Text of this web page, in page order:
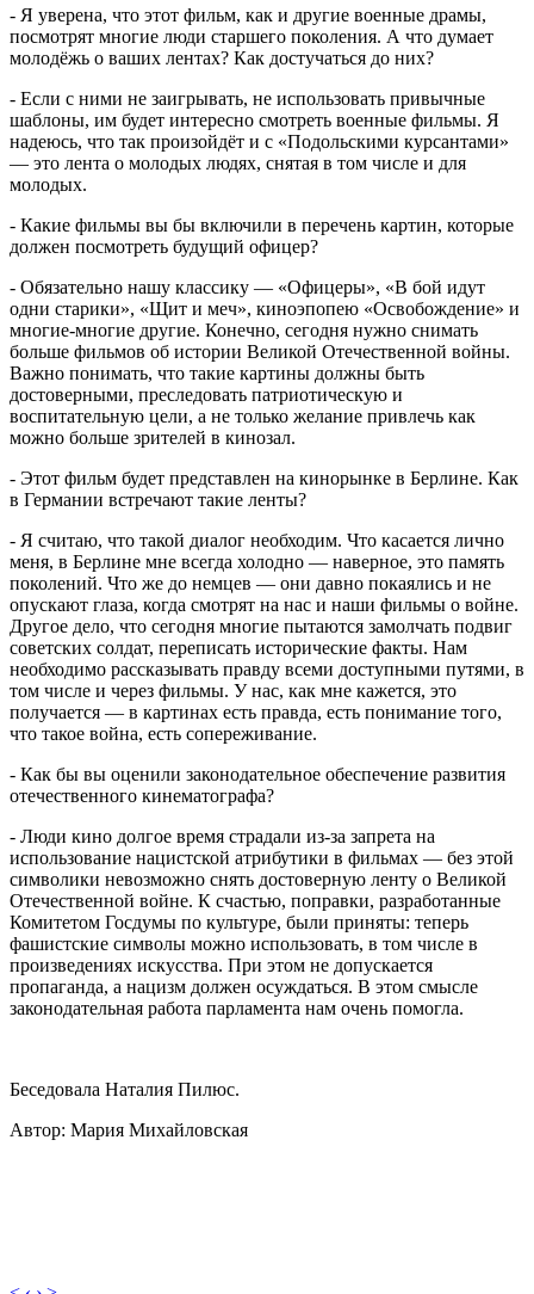
- Я уверена, что этот фильм, как и другие военные драмы,
посмотрят многие люди старшего поколения. А что думает
молодёжь о ваших лентах? Как достучаться до них?
- Если с ними не заигрывать, не использовать привычные
шаблоны, им будет интересно смотреть военные фильмы. Я
надеюсь, что так произойдёт и с «Подольскими курсантами»
— это лента о молодых людях, снятая в том числе и для
молодых.
- Какие фильмы вы бы включили в перечень картин, которые
должен посмотреть будущий офицер?
- Обязательно нашу классику — «Офицеры», «В бой идут
одни старики», «Щит и меч», киноэпопею «Освобождение» и
многие-многие другие. Конечно, сегодня нужно снимать
больше фильмов об истории Великой Отечественной войны.
Важно понимать, что такие картины должны быть
достоверными, преследовать патриотическую и
воспитательную цели, а не только желание привлечь как
можно больше зрителей в кинозал.
- Этот фильм будет представлен на кинорынке в Берлине. Как
в Германии встречают такие ленты?
- Я считаю, что такой диалог необходим. Что касается лично
меня, в Берлине мне всегда холодно — наверное, это память
поколений. Что же до немцев — они давно покаялись и не
опускают глаза, когда смотрят на нас и наши фильмы о войне.
Другое дело, что сегодня многие пытаются замолчать подвиг
советских солдат, переписать исторические факты. Нам
необходимо рассказывать правду всеми доступными путями, в
том числе и через фильмы. У нас, как мне кажется, это
получается — в картинах есть правда, есть понимание того,
что такое война, есть сопереживание.
- Как бы вы оценили законодательное обеспечение развития
отечественного кинематографа?
- Люди кино долгое время страдали из-за запрета на
использование нацистской атрибутики в фильмах — без этой
символики невозможно снять достоверную ленту о Великой
Отечественной войне. К счастью, поправки, разработанные
Комитетом Госдумы по культуре, были приняты: теперь
фашистские символы можно использовать, в том числе в
произведениях искусства. При этом не допускается
пропаганда, а нацизм должен осуждаться. В этом смысле
законодательная работа парламента нам очень помогла.
Беседовала Наталия Пилюс.
Автор: Мария Михайловская